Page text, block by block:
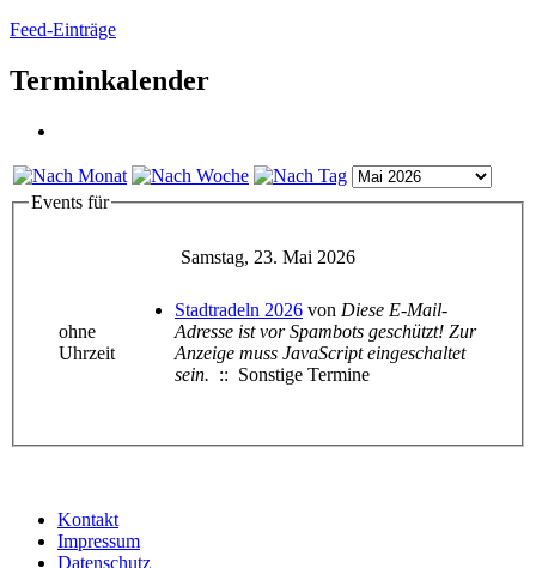
Feed-Einträge
Terminkalender
Events für
Samstag, 23. Mai 2026
ohne
Uhrzeit
Stadtradeln 2026 von Diese E-Mail-
Adresse ist vor Spambots geschützt! Zur
Anzeige muss JavaScript eingeschaltet
sein. :: Sonstige Termine
Kontakt
Impressum
Datenschutz